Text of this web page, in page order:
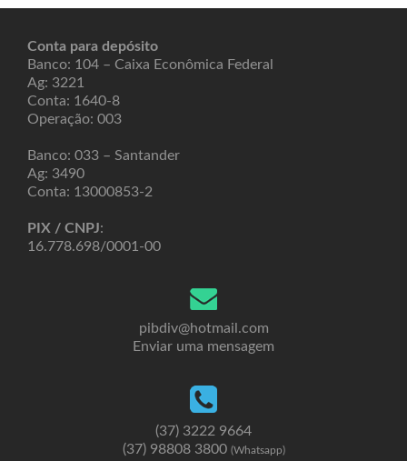
Conta para depósito
Banco: 104 – Caixa Econômica Federal
Ag: 3221
Conta: 1640-8
Operação: 003
Banco: 033 – Santander
Ag: 3490
Conta: 13000853-2
PIX / CNPJ:
16.778.698/0001-00
pibdiv@hotmail.com
Enviar uma mensagem
(37) 3222 9664
(37) 98808 3800 (Whatsapp)